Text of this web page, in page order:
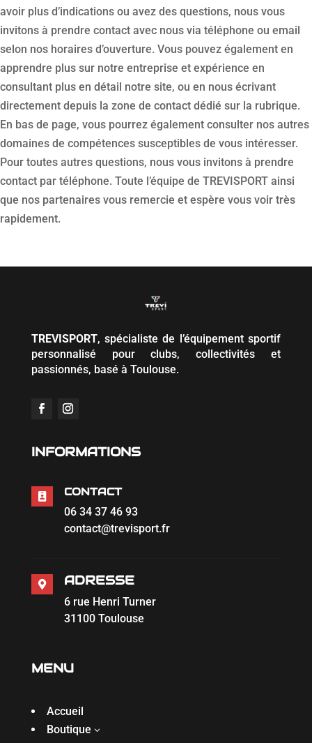
avoir plus d’indications ou avez des questions, nous vous
invitons à prendre contact avec nous via téléphone ou email
selon nos horaires d’ouverture. Vous pouvez également en
apprendre plus sur notre entreprise et expérience en
consultant plus en détail notre site, ou en nous écrivant
directement depuis la zone de contact dédié sur la rubrique.
En bas de page, vous pourrez également consulter nos autres
domaines de compétences susceptibles de vous intéresser.
Pour toutes autres questions, nous vous invitons à prendre
contact par téléphone. Toute l’équipe de TREVISPORT ainsi
que nos partenaires vous remercie et espère vous voir très
rapidement.
TREVISPORT, spécialiste de l’équipement sportif
personnalisé pour clubs, collectivités et
passionnés, basé à Toulouse.
INFORMATIONS

CONTACT
06 34 37 46 93
contact@trevisport.fr
 ADRESSE
6 rue Henri Turner
31100 Toulouse
MENU
Accueil
Boutique 3